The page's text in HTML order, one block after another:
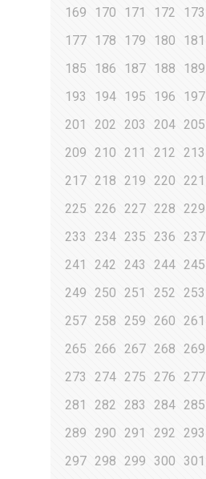
169
170 171 172 173
177 178 179 180 181
185
186 187 188 189
193
194 195 196 197
201
202 203 204 205
209 210 211 212 213
217 218 219 220 221
225 226 227 228 229
233
234 235 236 237
241
242 243 244 245
249 250 251 252 253
257 258 259 260 261
265 266 267 268 269
273
274 275 276 277
281
282 283 284 285
289 290 291 292 293
297 298 299 300 301